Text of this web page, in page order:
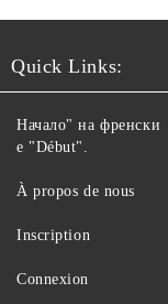
Quick Links:
Начало" на френски
е "Début".
À propos de nous
Inscription
Connexion